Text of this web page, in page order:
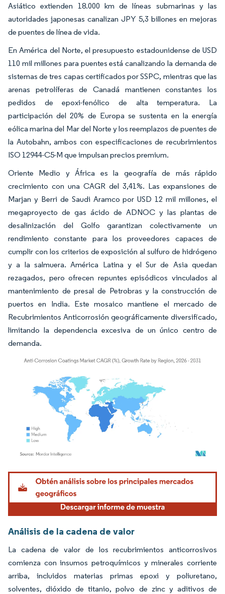
Asiático extienden 18.000 km de líneas submarinas y las
autoridades japonesas canalizan JPY 5,3 billones en mejoras
de puentes de línea de vida.
En América del Norte, el presupuesto estadounidense de USD
110 mil millones para puentes está canalizando la demanda de
sistemas de tres capas certificados por SSPC, mientras que las
arenas petrolíferas de Canadá mantienen constantes los
pedidos de epoxi-fenólico de alta temperatura. La
participación del 20% de Europa se sustenta en la energía
eólica marina del Mar del Norte y los reemplazos de puentes de
la Autobahn, ambos con especificaciones de recubrimientos
ISO 12944-C5-M que impulsan precios premium.
Oriente Medio y África es la geografía de más rápido
crecimiento con una CAGR del 3,41%. Las expansiones de
Marjan y Berri de Saudi Aramco por USD 12 mil millones, el
megaproyecto de gas ácido de ADNOC y las plantas de
desalinización del Golfo garantizan colectivamente un
rendimiento constante para los proveedores capaces de
cumplir con los criterios de exposición al sulfuro de hidrógeno
y a la salmuera. América Latina y el Sur de Asia quedan
rezagados, pero ofrecen repuntes episódicos vinculados al
mantenimiento de presal de Petrobras y la construcción de
puertos en India. Este mosaico mantiene el mercado de
Recubrimientos Anticorrosión geográficamente diversificado,
limitando la dependencia excesiva de un único centro de
demanda.
Imagen © Mordor Intelligence. El uso requiere atribución según CC BY 4.0.
Análisis de la cadena de valor
La cadena de valor de los recubrimientos anticorrosivos
comienza con insumos petroquímicos y minerales corriente
arriba, incluidos materias primas epoxi y poliuretano,
solventes, dióxido de titanio, polvo de zinc y aditivos de